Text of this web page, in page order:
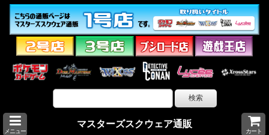
メニュー
マスターズスクウェア通販
カート